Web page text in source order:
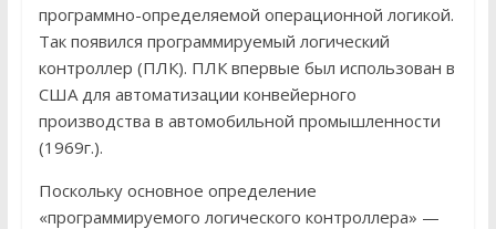
программно-определяемой операционной логикой.
Так появился программируемый логический
контроллер (ПЛК). ПЛК впервые был использован в
США для автоматизации конвейерного
производства в автомобильной промышленности
(1969г.).
Поскольку основное определение
«программируемого логического контроллера» —